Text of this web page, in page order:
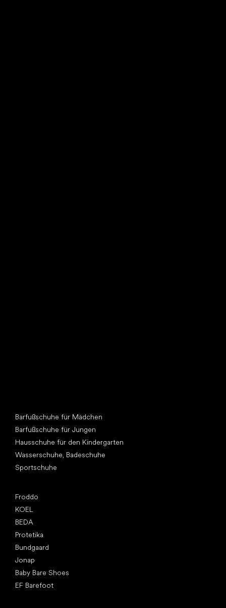
Barfußschuhe für Mädchen
Barfußschuhe für Jungen
Hausschuhe für den Kindergarten
Wasserschuhe, Badeschuhe
Sportschuhe
Froddo
KOEL
BEDA
Protetika
Bundgaard
Jonap
Baby Bare Shoes
EF Barefoot